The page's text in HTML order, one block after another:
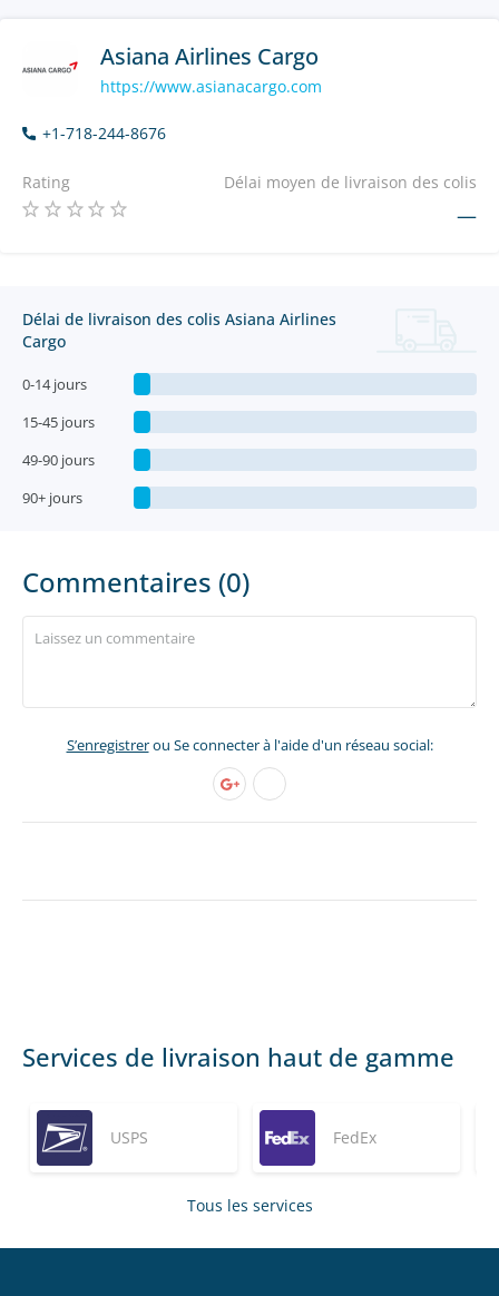
Asiana Airlines Cargo
https://www.asianacargo.com
+1-718-244-8676
Rating Délai moyen de livraison des colis
—
Délai de livraison des colis Asiana Airlines
Cargo
0-14 jours
15-45 jours
49-90 jours
90+ jours
Commentaires (0)
S’enregistrerou Se connecter à l'aide d'un réseau social:
Services de livraison haut de gamme
USPS FedEx
Tous les services